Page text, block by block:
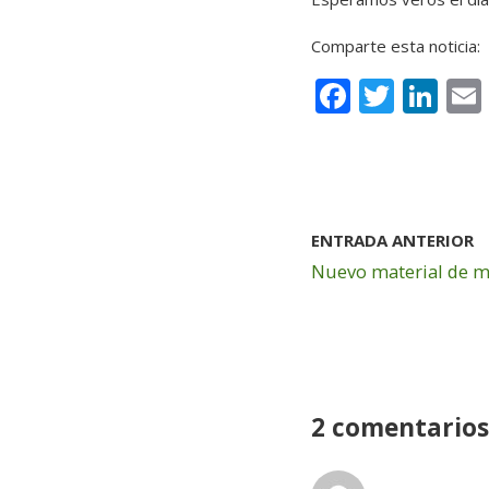
Comparte esta noticia:
F
b
o
T
r
Li
dI
n
ENTRADA ANTERIOR
Nuevo material de
2 comentarios